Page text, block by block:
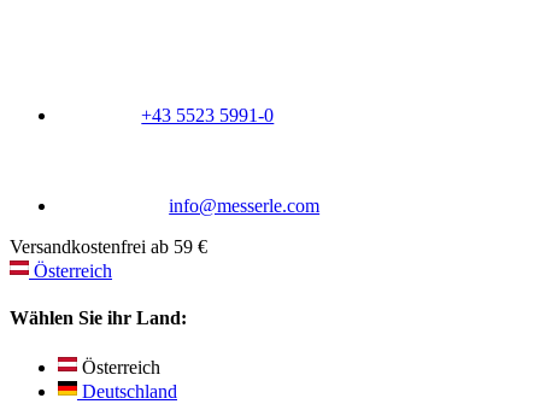
+43 5523 5991-0
info@messerle.com
Versandkostenfrei ab 59 €
Österreich
Wählen Sie ihr Land:
Österreich
Deutschland